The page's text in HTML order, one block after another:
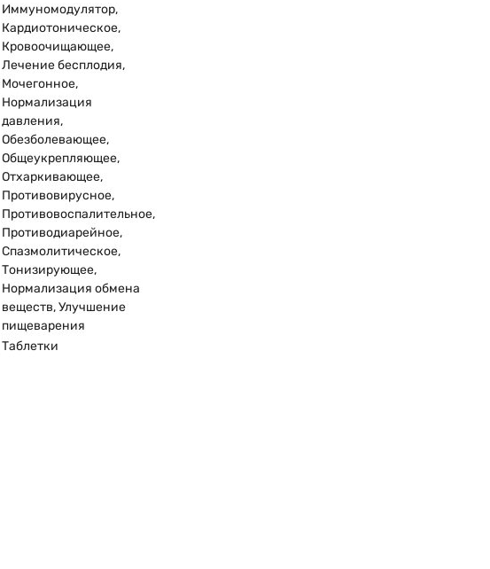
Иммуномодулятор,
Кардиотоническое,
Кровоочищающее,
Лечение бесплодия,
Мочегонное,
Нормализация
давления,
Обезболевающее,
Общеукрепляющее,
Отхаркивающее,
Противовирусное,
Противовоспалительное,
Противодиарейное,
Спазмолитическое,
Тонизирующее,
Нормализация обмена
веществ, Улучшение
пищеварения
Таблетки